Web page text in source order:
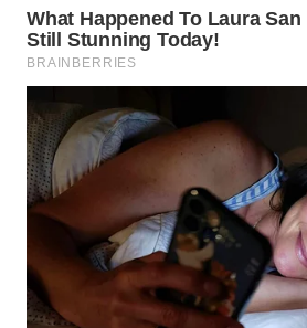
WN
TAPANULI
WN
SAMOSIR
WN
PADANG
LAWAS
WN